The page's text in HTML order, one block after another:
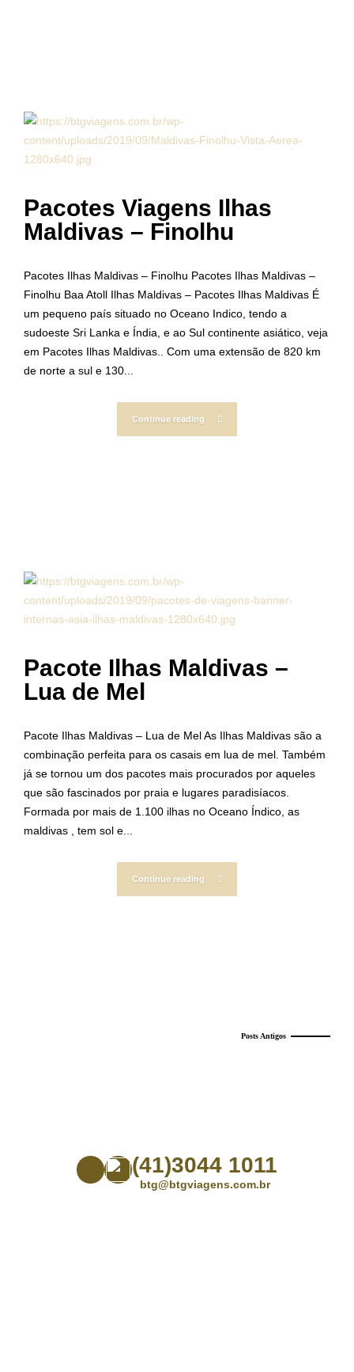
Pacotes Viagens Ilhas
Maldivas – Finolhu
Pacotes Ilhas Maldivas – Finolhu Pacotes Ilhas Maldivas –
Finolhu Baa Atoll Ilhas Maldivas – Pacotes Ilhas Maldivas É
um pequeno país situado no Oceano Indico, tendo a
sudoeste Sri Lanka e Índia, e ao Sul continente asiático, veja
em Pacotes Ilhas Maldivas.. Com uma extensão de 820 km
de norte a sul e 130...
Continue reading
Pacote Ilhas Maldivas –
Lua de Mel
Pacote Ilhas Maldivas – Lua de Mel As Ilhas Maldivas são a
combinação perfeita para os casais em lua de mel. Também
já se tornou um dos pacotes mais procurados por aqueles
que são fascinados por praia e lugares paradisíacos.
Formada por mais de 1.100 ilhas no Oceano Índico, as
maldivas , tem sol e...
Continue reading
Posts Antigos
(41)3044 1011
btg@btgviagens.com.br